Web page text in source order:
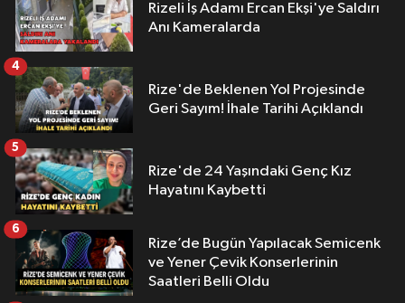
Rizeli İş Adamı Ercan Ekşi'ye Saldırı
Anı Kameralarda
Rize'de Beklenen Yol Projesinde
Geri Sayım! İhale Tarihi Açıklandı
4
Rize'de 24 Yaşındaki Genç Kız
Hayatını Kaybetti
5
Rize’de Bugün Yapılacak Semicenk
ve Yener Çevik Konserlerinin
Saatleri Belli Oldu
6